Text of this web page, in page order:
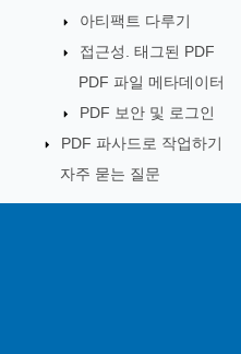
아티팩트 다루기
접근성. 태그된 PDF
PDF 파일 메타데이터
PDF 보안 및 로그인
PDF 파사드로 작업하기
자주 묻는 질문